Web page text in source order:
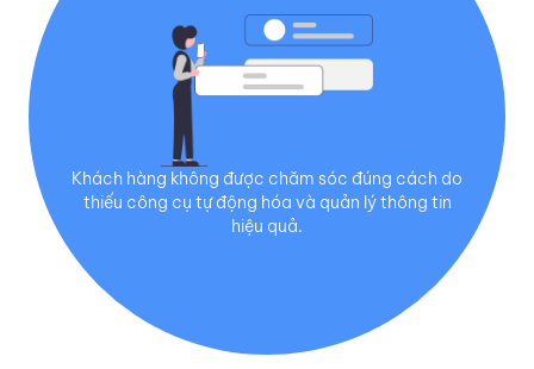
Khách hàng không được chăm sóc đúng cách do
thiếu công cụ tự động hóa và quản lý thông tin
hiệu quả.